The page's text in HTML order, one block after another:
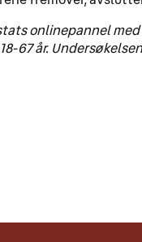
onlinepannel
67 år.